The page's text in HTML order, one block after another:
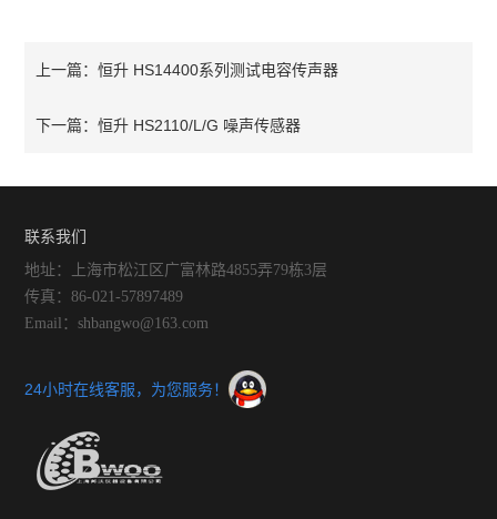
上一篇：恒升 HS14400系列测试电容传声器
下一篇：恒升 HS2110/L/G 噪声传感器
联系我们
地址：上海市松江区广富林路4855弄79栋3层
传真：86-021-57897489
Email：shbangwo@163.com
24小时在线客服，为您服务！